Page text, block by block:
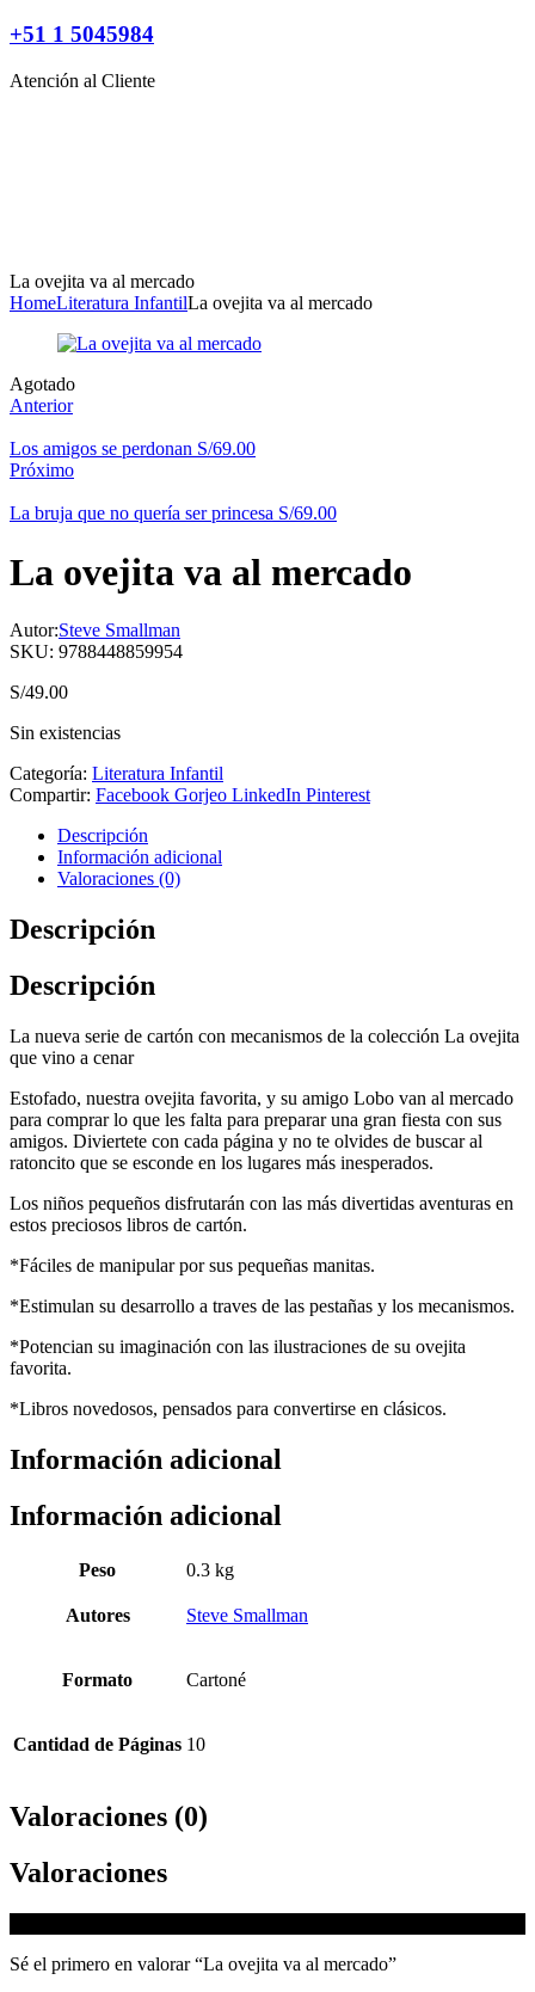
+51 1 5045984
Atención al Cliente
La ovejita va al mercado
HomeLiteratura InfantilLa ovejita va al mercado
Disponibilidad:
Agotado
Anterior
Los amigos se perdonan S/69.00
Próximo
La bruja que no quería ser princesa S/69.00
La ovejita va al mercado
Autor:Steve Smallman
SKU: 9788448859954
S/49.00
Sin existencias
Categoría: Literatura Infantil
Compartir: Facebook Gorjeo LinkedIn Pinterest
Descripción
Información adicional
Valoraciones (0)
Descripción
Descripción
La nueva serie de cartón con mecanismos de la colección La ovejita
que vino a cenar
Estofado, nuestra ovejita favorita, y su amigo Lobo van al mercado
para comprar lo que les falta para preparar una gran fiesta con sus
amigos. Diviertete con cada página y no te olvides de buscar al
ratoncito que se esconde en los lugares más inesperados.
Los niños pequeños disfrutarán con las más divertidas aventuras en
estos preciosos libros de cartón.
*Fáciles de manipular por sus pequeñas manitas.
*Estimulan su desarrollo a traves de las pestañas y los mecanismos.
*Potencian su imaginación con las ilustraciones de su ovejita
favorita.
*Libros novedosos, pensados para convertirse en clásicos.
Información adicional
Información adicional
Peso 0.3 kg
Autores Steve Smallman
Formato Cartoné
Cantidad de Páginas 10
Valoraciones (0)
Valoraciones
Sé el primero en valorar “La ovejita va al mercado”